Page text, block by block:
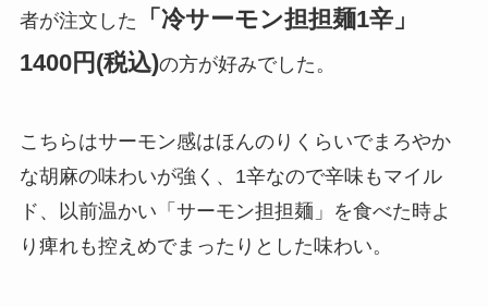
者が注文した
「冷サーモン担担麺1辛」
1400円(税込)の方が好みでした。
こちらはサーモン感はほんのりくらいでまろやか
な胡麻の味わいが強く、1辛なので辛味もマイル
ド、以前温かい「サーモン担担麺」を食べた時よ
り痺れも控えめでまったりとした味わい。